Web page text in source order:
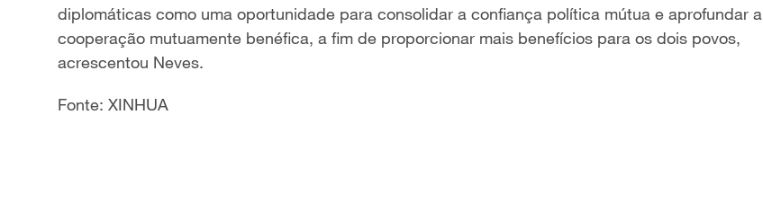
diplomáticas como uma oportunidade para consolidar a confiança política mútua e aprofundar a
cooperação mutuamente benéfica, a fim de proporcionar mais benefícios para os dois povos,
acrescentou Neves.
Fonte: XINHUA